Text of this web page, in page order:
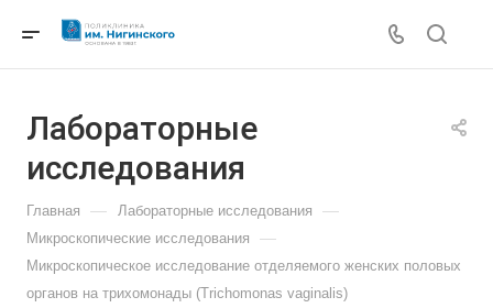
Лабораторные
исследования
Главная — Лабораторные исследования —
Микроскопические исследования —
Микроскопическое исследование отделяемого женских половых
органов на трихомонады (Trichomonas vaginalis)